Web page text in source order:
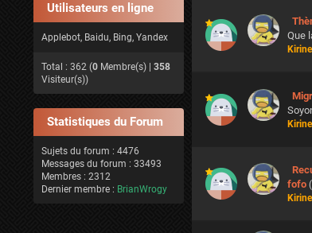
Utilisateurs en ligne
Applebot, Baidu, Bing, Yandex
Total : 362 (0 Membre(s) | 358
Visiteur(s))
Statistiques du Forum
Sujets du forum : 4476
Messages du forum : 33493
Membres : 2312
Dernier membre : BrianWrogy
Que
fofo